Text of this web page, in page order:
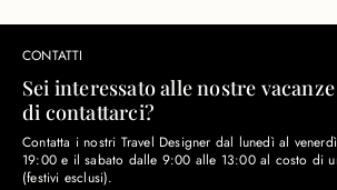
CONTATTI
Sei interessato alle nostre
di contattarci?
Contatta i nostri Travel Designer dal lunedì al
19:00 e il sabato dalle 9:00 alle 13:00 al costo di
(festivi esclusi).